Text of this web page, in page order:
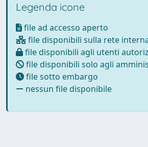
Legenda icone
file ad accesso aperto
file disponibili sulla rete
file disponibili agli utenti
file disponibili solo agli
file sotto embargo
nessun file disponibile